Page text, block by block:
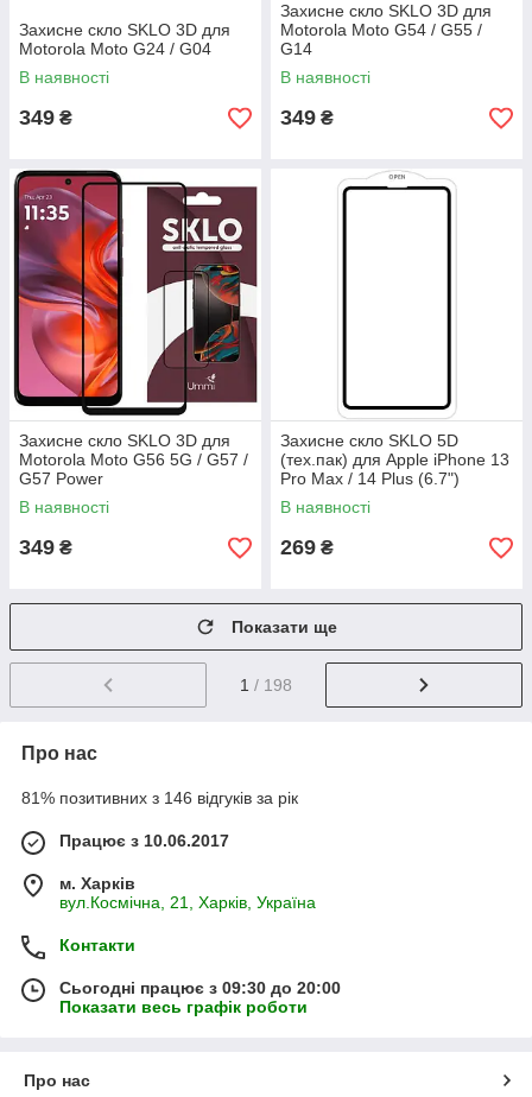
Захисне скло SKLO 3D для
Motorola Moto G24 / G04
В наявності
349 ₴
Захисне скло SKLO 3D для
Motorola Moto G54 / G55 /
G14
В наявності
349 ₴
Захисне скло SKLO 3D для
Motorola Moto G56 5G / G57 /
G57 Power
В наявності
349 ₴
Захисне скло SKLO 5D
(тех.пак) для Apple iPhone 13
Pro Max / 14 Plus (6.7")
В наявності
269 ₴
Показати ще
1 / 198
Про нас
81% позитивних з 146 відгуків за рік
Працює з 10.06.2017
м. Харків
вул.Космічна, 21, Харків, Україна
Контакти
Сьогодні працює з 09:30 до 20:00
Показати весь графік роботи
Про нас